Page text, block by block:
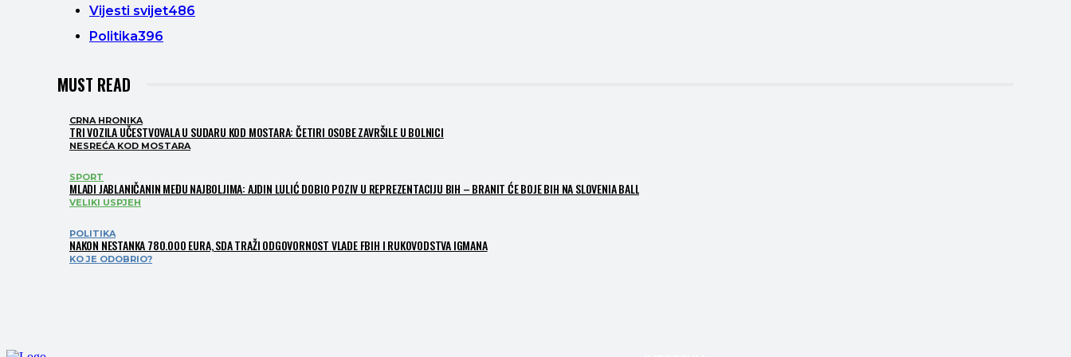
Vijesti svijet486
Politika396
MUST READ
CRNA HRONIKA
TRI VOZILA UČESTVOVALA U SUDARU KOD MOSTARA: ČETIRI OSOBE ZAVRŠILE U BOLNICI
NESREĆA KOD MOSTARA
SPORT
MLADI JABLANIČANIN MEĐU NAJBOLJIMA: AJDIN LULIĆ DOBIO POZIV U REPREZENTACIJU BIH – BRANIT ĆE BOJE BIH NA SLOVENIA BALL
VELIKI USPJEH
POLITIKA
NAKON NESTANKA 780.000 EURA, SDA TRAŽI ODGOVORNOST VLADE FBIH I RUKOVODSTVA IGMANA
KO JE ODOBRIO?